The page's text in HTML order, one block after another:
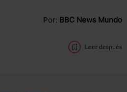
Por: BBC News Mundo
Leer después